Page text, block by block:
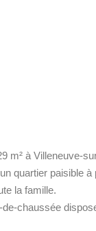
m² à Villeneuve-
quartier paisible
la famille.
chaussée